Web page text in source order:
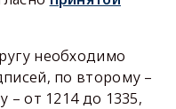
необходимо
по второму –
– от 1214 до 1335,